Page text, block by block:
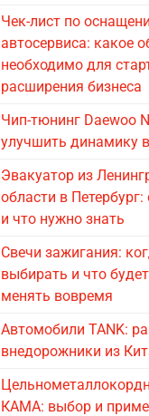
Чек-лист по
автосервиса: какое
необходимо для
расширения бизнеса
Чип-тюнинг Daewoo
улучшить динамику
Эвакуатор из
области в
и что нужно знать
Свечи зажигания:
выбирать и что
менять вовремя
Автомобили TANK:
внедорожники из
КАМА: выбор и